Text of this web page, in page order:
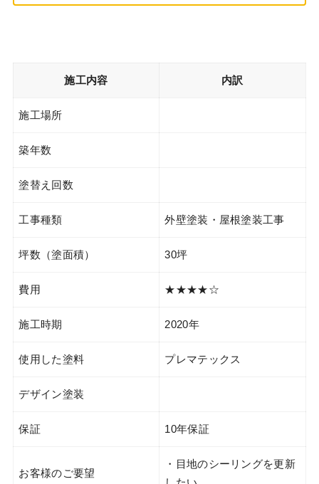
施工内容 内訳
施工場所
築年数
塗替え回数
工事種類 外壁塗装・屋根塗装工事
坪数（塗面積） 30坪
費用 ★★★★☆
施工時期 2020年
使用した塗料 プレマテックス
デザイン塗装
保証 10年保証
お客様のご要望
・目地のシーリングを更新